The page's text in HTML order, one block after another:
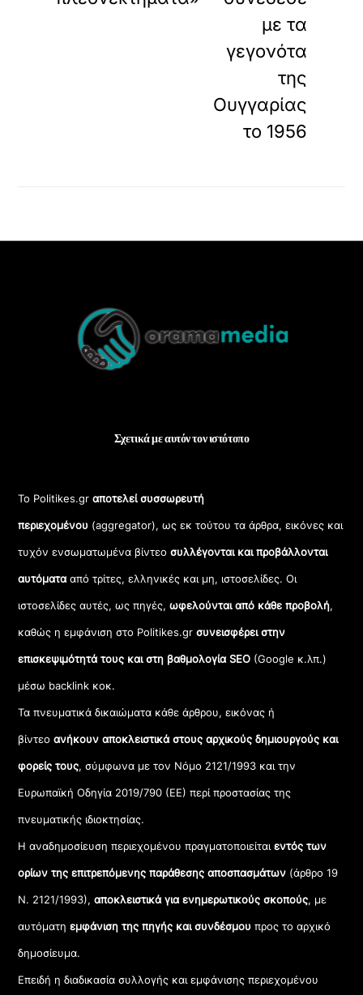
με τα
γεγονότα
της
Ουγγαρίας
το 1956
Top
Σχετικά με αυτόν τον ιστότοπο
Το Politikes.grαποτελεί συσσωρευτή
περιεχομένου (aggregator), ως εκ τούτου τα άρθρα, εικόνες και
τυχόν ενσωματωμένα βίντεοσυλλέγονται και προβάλλονται
αυτόματααπό τρίτες, ελληνικές και μη, ιστοσελίδες. Οι
ιστοσελίδες αυτές, ως πηγές,ωφελούνται από κάθε προβολή,
καθώς η εμφάνιση στο Politikes.gr συνεισφέρει στην
επισκεψιμότητά τους και στη βαθμολογία SEO (Google κ.λπ.)
μέσω backlink κοκ.
Τα πνευματικά δικαιώματα κάθε άρθρου, εικόνας ή
βίντεοανήκουν αποκλειστικά στους αρχικούς δημιουργούς και
φορείς τους, σύμφωνα με τον Νόμο 2121/1993 και την
Ευρωπαϊκή Οδηγία 2019/790 (ΕΕ) περί προστασίας της
πνευματικής ιδιοκτησίας.
Η αναδημοσίευση περιεχομένου πραγματοποιείταιεντός των
ορίων της επιτρεπόμενης παράθεσης αποσπασμάτων (άρθρο 19
Ν. 2121/1993), αποκλειστικά για ενημερωτικούς σκοπούς, με
αυτόματηεμφάνιση της πηγής και συνδέσμου προς το αρχικό
δημοσίευμα.
Επειδή η διαδικασία συλλογής και εμφάνισης περιεχομένου